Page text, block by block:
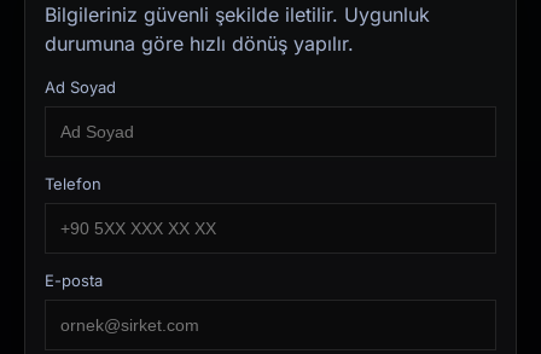
Bilgileriniz güvenli şekilde iletilir. Uygunluk
durumuna göre hızlı dönüş yapılır.
Ad Soyad
Telefon
E-posta